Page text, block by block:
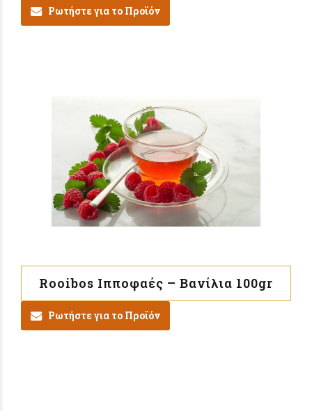
Ρωτήστε για το Προϊόν
Rooibos Ιπποφαές – Βανίλια 100gr
Ρωτήστε για το Προϊόν